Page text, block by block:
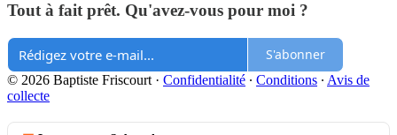
Tout à fait prêt. Qu'avez-vous pour moi ?
S'abonner
© 2026 Baptiste Friscourt · Confidentialité ∙ Conditions ∙ Avis de
collecte